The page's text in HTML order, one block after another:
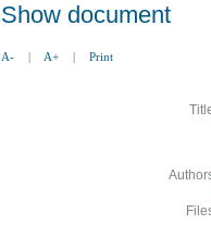
Show document
A- | A+ | Print